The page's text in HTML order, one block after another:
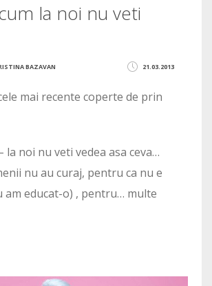
la noi nu veti
21.03.2013
BAZAVAN
mai recente coperte de prin
la noi nu veti vedea asa ceva…
nu au curaj, pentru ca nu e
am educat-o) , pentru… multe